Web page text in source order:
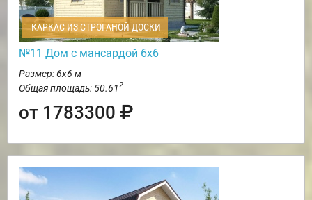
КАРКАС ИЗ СТРОГАНОЙ ДОСКИ
№11 Дом с мансардой 6х6
Размер: 6х6 м
Общая площадь: 50.612
от 1783300